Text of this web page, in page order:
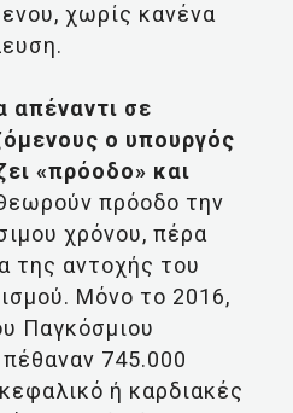
χωρίς κανένα
απέναντι σε
ο υπουργός
«πρόοδο» και
πρόοδο την
χρόνου, πέρα
της αντοχής του
Μόνο το 2016,
Παγκόσμιου
745.000
ή καρδιακές